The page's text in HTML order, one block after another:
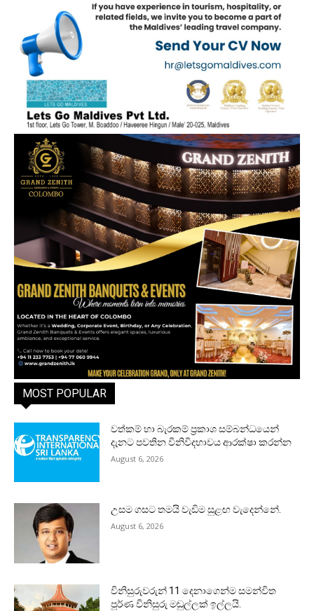
MOST POPULAR
වත්කම් හා බැරකම් ප්‍රකාශ සම්බන්ධයෙන්
දැනට පවතින විනිවිදභාවය ආරක්ෂා කරන්න
August 6, 2026
උසම ගසට තමයි වැඩිම සුළඟ වැදෙන්නේ.
August 6, 2026
විනිසුරුවරුන් 11 දෙනාගෙන්ම සමන්විත
පූර්ණ විනිසුරු මඬුල්ලක් ඉල්ලයි.